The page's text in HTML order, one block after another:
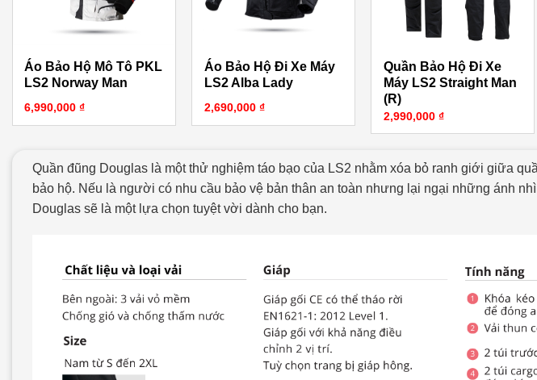
Áo Bảo Hộ Mô Tô PKL
LS2 Norway Man
6,990,000₫
Áo Bảo Hộ Đi Xe Máy
LS2 Alba Lady
2,690,000 ₫
Quần Bảo Hộ Đi Xe
Máy LS2 Straight Man
(R)
2,990,000 ₫
Quần đũng Douglas là một thử nghiệm táo bạo của LS2 nhằm xóa bỏ ranh giới giữa
bảo hộ. Nếu là người có nhu cầu bảo vệ bản thân an toàn nhưng lại ngại những ánh
Douglas sẽ là một lựa chọn tuyệt vời dành cho bạn.